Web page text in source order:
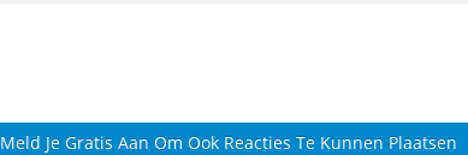
Meld Je Gratis Aan Om Ook Reacties Te Kunnen Plaatsen